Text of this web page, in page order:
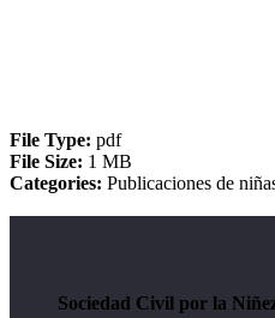
File Type: pdf
File Size: 1 MB
Categories: Publicaciones de
Sociedad Civil por la